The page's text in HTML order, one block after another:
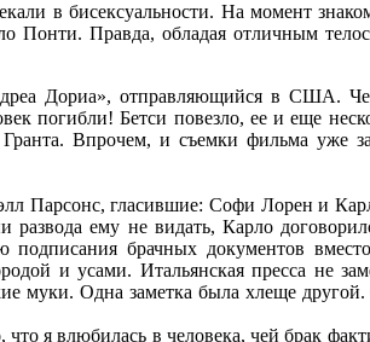
в бисексуальности. На момент
Правда, обладая отличным
Дориа», отправляющийся в США.
погибли! Бетси повезло, ее и еще
Впрочем, и съемки фильма уже
Парсонс, гласившие: Софи Лорен и
ему не видать, Карло
подписания брачных документов
и усами. Итальянская пресса не
муки. Одна заметка была хлеще
я влюбилась в человека, чей брак